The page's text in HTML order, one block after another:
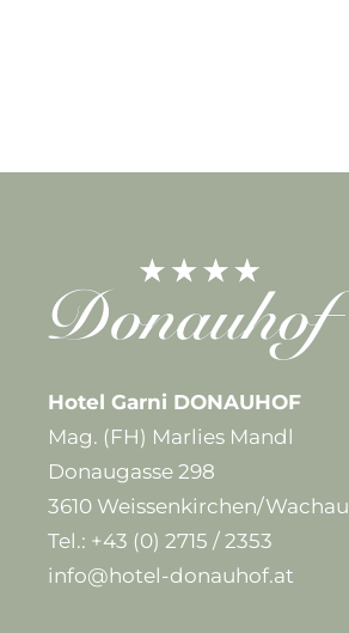
Hotel Garni DONAUHOF
Mag. (FH) Marlies Mandl
Donaugasse 298
3610 Weissenkirchen/Wachau
Tel.: +43 (0) 2715 / 2353
info@hotel-donauhof.at